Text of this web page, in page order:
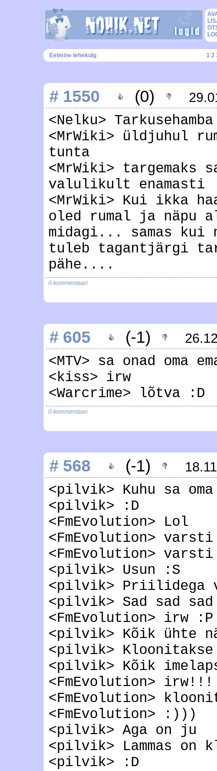
Eelmine lehekülg 1 2
# 1550 (0)
<Nelku>
<MrWiki> üldjuhul
tunta
<MrWiki> targemaks
valulikult enamasti
<MrWiki> Kui ikka
oled rumal ja näpu
midagi... samas kui
tuleb tagantjärgi
pähe....
0 kommentaari
# 605 (-1)
<MTV> sa onad oma
<kiss> irw
<Warcrime> lõtva :D
0 kommentaari
# 568 (-1)
<pilvik> Kuhu sa
<pilvik> :D
<FmEvolution> Lol
<FmEvolution>
<FmEvolution>
<pilvik> Usun :S
<pilvik> Priilidega
<pilvik> Sad sad sad
<FmEvolution> irw :P
<pilvik> Kõik ühte
<pilvik> Kloonitakse
<pilvik> Kõik
<FmEvolution> irw!!!
<FmEvolution>
<FmEvolution> :)))
<pilvik> Aga on ju
<pilvik> Lammas on
<pilvik> :D